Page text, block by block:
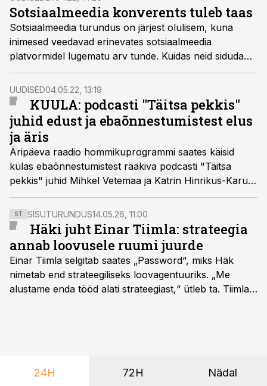
Sotsiaalmeedia konverents tuleb taas
Sotsiaalmeedia turundus on järjest olulisem, kuna
inimesed veedavad erinevates sotsiaalmeedia
platvormidel lugematu arv tunde. Kuidas neid siduda
just enda ettevõttega ning tõmmata inimeste
tähelepanu? Just sellest järgmisel sotsiaalmeedia
konverentsil 7. juunil L' Embitu Hotelis räägimegi.
UUDISED04.05.22, 13:19
KUULA: podcasti "Täitsa pekkis"
juhid edust ja ebaõnnestumistest elus
ja äris
Äripäeva raadio hommikuprogrammi saates käisid
külas ebaõnnestumistest rääkiva podcasti "Täitsa
pekkis" juhid Mihkel Vetemaa ja Katrin Hinrikus-Karu,
kes tõdesid, et ebaõnnestumistega tuleb leppida, kuid
seejuures on oluline uuesti proovida ja edasi
tegutseda.
ST SISUTURUNDUS14.05.26, 11:00
Häki juht Einar Tiimla: strateegia
annab loovusele ruumi juurde
Einar Tiimla selgitab saates „Password“, miks Häk
nimetab end strateegiliseks loovagentuuriks. „Me
alustame enda tööd alati strateegiast,“ ütleb ta. Tiimla
24H 72H Nädal